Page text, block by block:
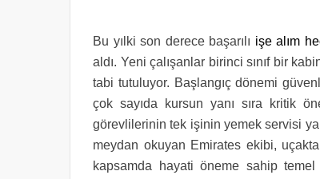
Bu yılki son derece başarılı işe alım
aldı. Yeni çalışanlar birinci sınıf bir
tabi tutuluyor. Başlangıç dönemi
çok sayıda kursun yanı sıra kritik
görevlilerinin tek işinin yemek servisi
meydan okuyan Emirates ekibi,
kapsamda hayati öneme sahip